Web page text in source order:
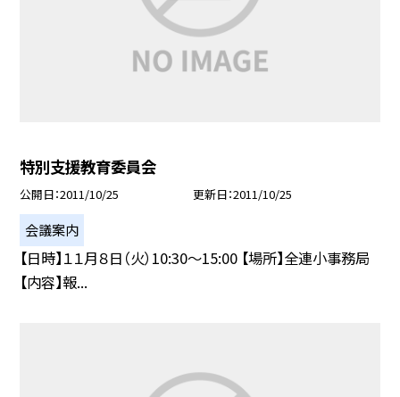
特別支援教育委員会
公開日 2011/10/25 更新日 2011/10/25
会議案内
【日時】１１月８日（火）10:30〜15:00 【場所】全連小事務局
【内容】報...